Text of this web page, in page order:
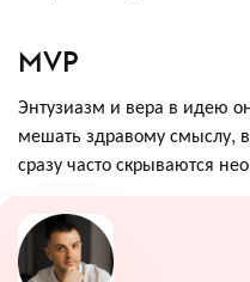
MVP
Энтузиазм и вера в идею
мешать здравому смыслу,
сразу часто скрываются